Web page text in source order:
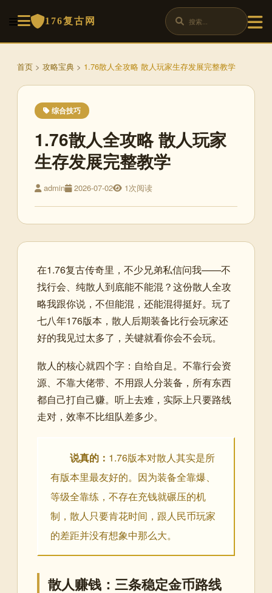
176复古网
首页 > 攻略宝典 > 1.76散人全攻略 散人玩家生存发展完整教学
综合技巧
1.76散人全攻略 散人玩家
生存发展完整教学
admin 2026-07-02 1次阅读
在1.76复古传奇里，不少兄弟私信问我——不
找行会、纯散人到底能不能混？这份散人全攻
略我跟你说，不但能混，还能混得挺好。玩了
七八年176版本，散人后期装备比行会玩家还
好的我见过太多了，关键就看你会不会玩。
散人的核心就四个字：自给自足。不靠行会资
源、不靠大佬带、不用跟人分装备，所有东西
都自己打自己赚。听上去难，实际上只要路线
走对，效率不比组队差多少。
说真的： 1.76版本对散人其实是所
有版本里最友好的。因为装备全靠爆、
等级全靠练，不存在充钱就碾压的机
制，散人只要肯花时间，跟人民币玩家
的差距并没有想象中那么大。
散人赚钱：三条稳定金币路线